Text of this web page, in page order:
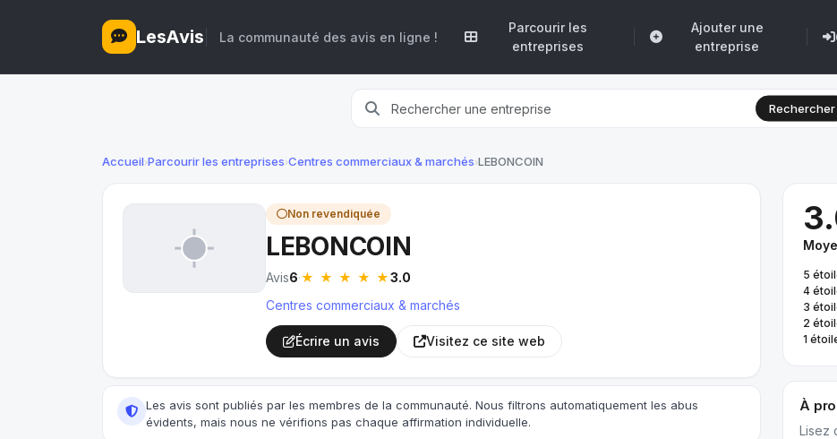
LesAvis La communauté des avis en ligne !
Parcourir les
entreprises
Ajouter une
entreprise
Rechercher
Accueil›Parcourir les entreprises›Centres commerciaux & marchés›LEBONCOIN
Non revendiquée
LEBONCOIN
Avis6·★ ★ ★ ★ ★3.0
Centres commerciaux & marchés
Écrire un avis Visitez ce site web
Les avis sont publiés par les membres de la communauté. Nous filtrons automatiquement les abus
évidents, mais nous ne vérifions pas chaque affirmation individuelle.
5
4
3
2
1
À
Lisez